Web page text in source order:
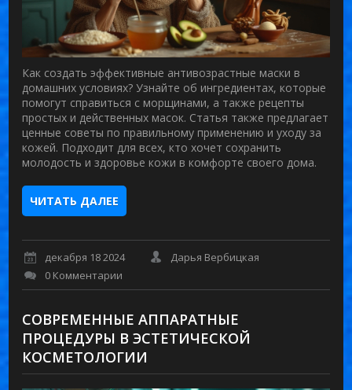
Как создать эффективные антивозрастные маски в
домашних условиях? Узнайте об ингредиентах, которые
помогут справиться с морщинами, а также рецепты
простых и действенных масок. Статья также предлагает
ценные советы по правильному применению и уходу за
кожей. Подходит для всех, кто хочет сохранить
молодость и здоровье кожи в комфорте своего дома.
ЧИТАТЬ ДАЛЕЕ
декабря 18 2024
Дарья Вербицкая
0 Комментарии
СОВРЕМЕННЫЕ АППАРАТНЫЕ
ПРОЦЕДУРЫ В ЭСТЕТИЧЕСКОЙ
КОСМЕТОЛОГИИ